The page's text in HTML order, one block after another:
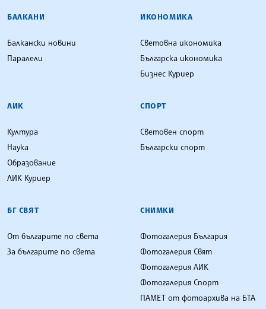
БАЛКАНИ
Балкански новини
Паралели
ИКОНОМИКА
Световна икономика
Българска икономика
Бизнес Куриер
ЛИК
Култура
Наука
Образование
ЛИК Куриер
СПОРТ
Световен спорт
Български спорт
БГ СВЯТ
От българите по света
За българите по света
СНИМКИ
Фотогалерия България
Фотогалерия Свят
Фотогалерия ЛИК
Фотогалерия Спорт
ПАМЕТ от фотоархива на БТА